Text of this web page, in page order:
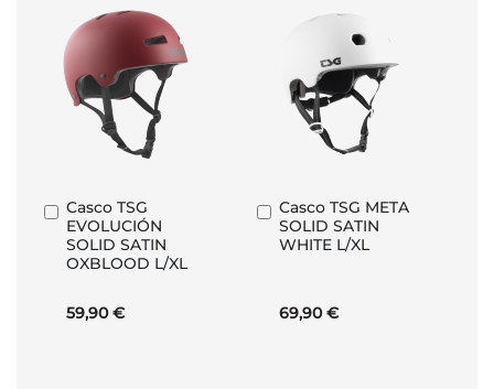
Casco TSG
EVOLUCIÓN
SOLID SATIN
OXBLOOD L/XL
59,90 €
Añadir
al
carrito
Casco TSG META
SOLID SATIN
WHITE L/XL
69,90 €
Añadir
al
carrito